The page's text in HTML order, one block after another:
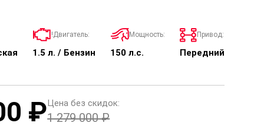
!Двигатель:
1.5 л. / Бензин
Мощность:
150 л.с.
Привод:
Передний
₽Цена без скидок:
1 279 000 ₽